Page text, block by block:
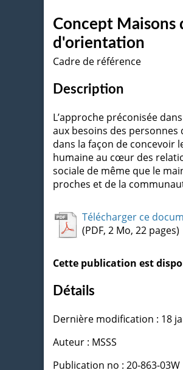
Concept Maisons
d'orientation
Cadre de référence
Description
L’approche préconisée
aux besoins des personnes
dans la façon de concevoir
humaine au cœur des
sociale de même que le
proches et de la
Télécharger ce
(PDF, 2 Mo, 22 pages)
Cette publication est
Détails
Dernière modification : 18
Auteur : MSSS
Publication no : 20-863-03W